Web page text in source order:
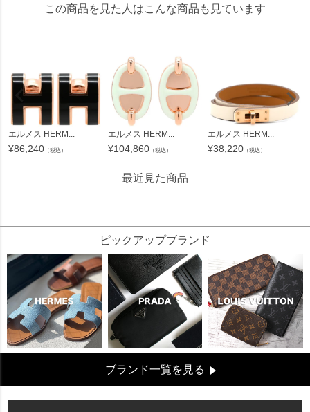
この商品を見た人はこんな商品も見ています
エルメス HERM...
¥86,240 （税込）
エルメス HERM...
¥104,860 （税込）
エルメス HERM...
¥38,220 （税込）
最近見た商品
ピックアップブランド
ブランド一覧を見る